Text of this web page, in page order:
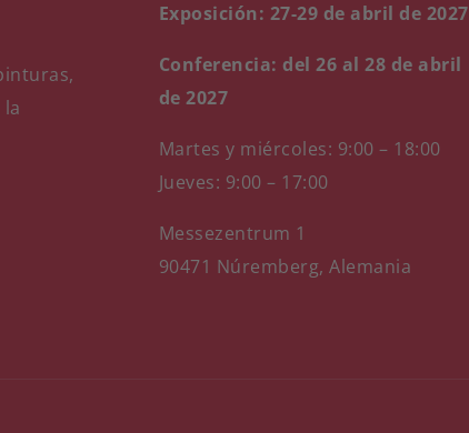
Exposición: 27-29 de abril de 2027
Conferencia: del 26 al 28 de abril
de 2027
Martes y miércoles: 9:00 – 18:00
Jueves: 9:00 – 17:00
Messezentrum 1
90471 Núremberg, Alemania